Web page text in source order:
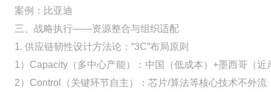
案例：比亚迪
三、战略执行——资源整合与组织适配
1. 供应链韧性设计方法论：“3C”布局原则
1）Capacity（多中心产能）：中国（低成本）+墨西哥（近
2）Control（关键环节自主）：芯片/算法等核心技术不外流